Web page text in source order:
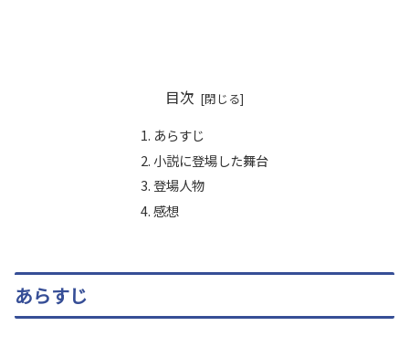
目次
あらすじ
小説に登場した舞台
登場人物
感想
あらすじ